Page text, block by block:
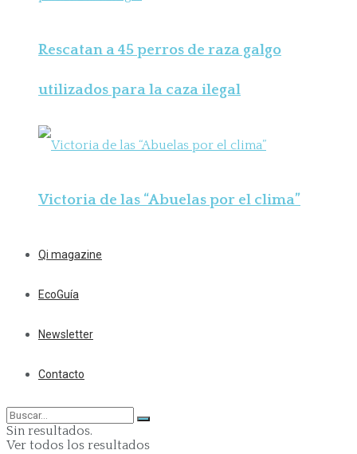
Rescatan a 45 perros de raza galgo
utilizados para la caza ilegal
Victoria de las “Abuelas por el clima”
Qi magazine
EcoGuía
Newsletter
Contacto
Sin resultados.
Ver todos los resultados